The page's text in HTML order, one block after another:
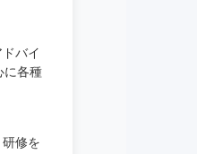
バイ
に各種
修を